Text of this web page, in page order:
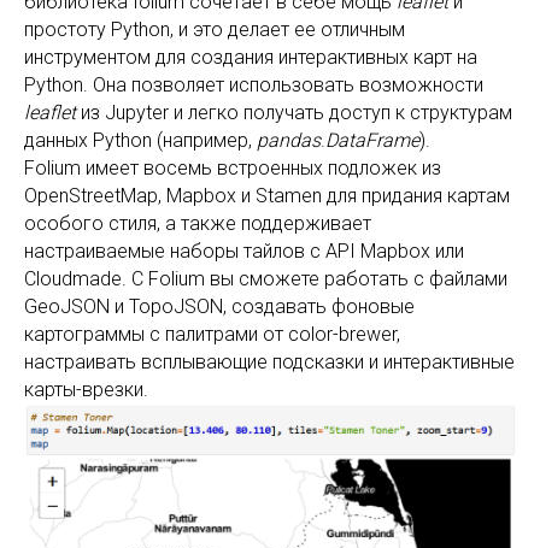
простоту Python, и это делает ее отличным
инструментом для создания интерактивных карт на
Python. Она позволяет использовать возможности
leafletиз Jupyter и легко получать доступ к структурам
данных Python (например, pandas.DataFrame).
Folium имеет восемь встроенных подложек из
OpenStreetMap, Mapbox и Stamen для придания картам
особого стиля, а также поддерживает
настраиваемые наборы тайлов с API Mapbox или
Cloudmade. С Folium вы сможете работать с файлами
GeoJSON и TopoJSON, создавать фоновые
картограммы с палитрами от color-brewer,
настраивать всплывающие подсказки и интерактивные
карты-врезки.